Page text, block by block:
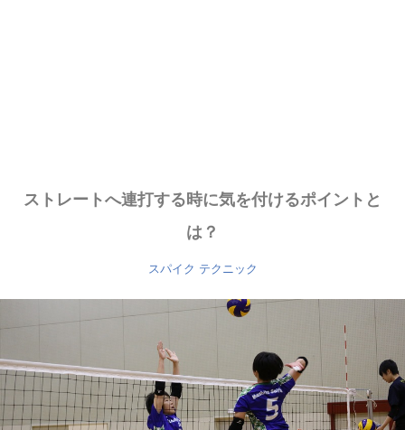
ストレートへ連打する時に気を付けるポイントと
は？
スパイク テクニック